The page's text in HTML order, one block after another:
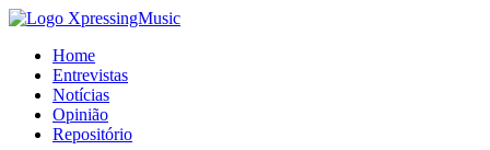
Home
Entrevistas
Notícias
Opinião
Repositório